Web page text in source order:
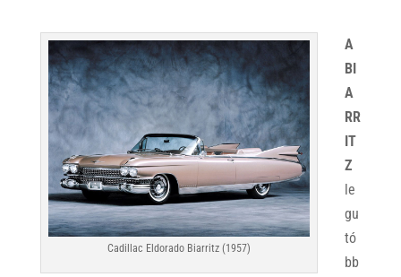
Cadillac Eldorado Biarritz (1957)
A
BI
A
RR
IT
Z
le
gu
tó
bb